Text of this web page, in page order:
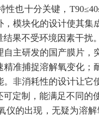
也十分关键，
模块化的设计使其集
果不受环境因素干扰。
主研发的国产膜片，
准捕捉溶解氧变化；
非消耗性的设计让它
定制，能满足不同的
的出现，无疑为溶解